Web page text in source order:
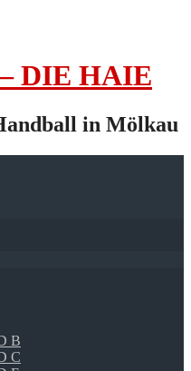
DIE HAIE
in Mölkau
B
C